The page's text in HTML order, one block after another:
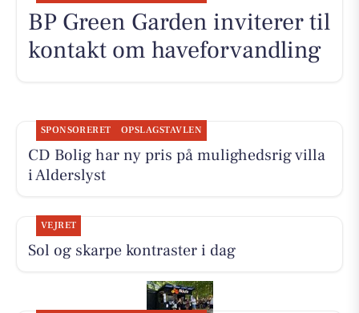
BP Green Garden inviterer til
kontakt om haveforvandling
SPONSORERET OPSLAGSTAVLEN
CD Bolig har ny pris på mulighedsrig villa
i Alderslyst
VEJRET
Sol og skarpe kontraster i dag